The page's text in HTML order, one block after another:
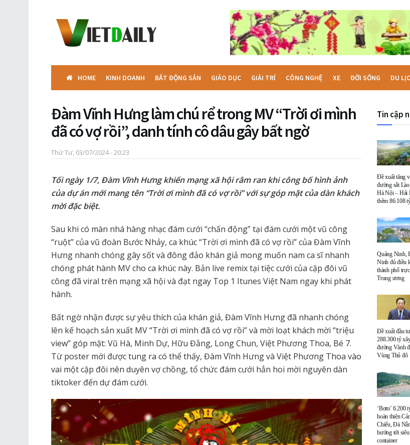
HOME KINH DOANH BẤT ĐỘNG SẢN GIÁO DỤC GIẢI TRÍ CÔNG NGHỆ XE ĐỜI SỐNG DU
Đàm Vĩnh Hưng làm chú rể trong MV “Trời ơi mình
đã có vợ rồi”, danh tính cô dâu gây bất ngờ
Thứ Tư, 03/07/2024 - 20:23
Tối ngày 1/7, Đàm Vĩnh Hưng khiến mạng xã hội râm ran khi công bố hình ảnh
của dự án mới mang tên “Trời ơi mình đã có vợ rồi” với sự góp mặt của dàn khách
mời đặc biệt.
Sau khi có màn nhá hàng nhạc đám cưới “chấn động” tại đám cưới một vũ công
“ruột” của vũ đoàn Bước Nhảy, ca khúc “Trời ơi mình đã có vợ rồi” của Đàm Vĩnh
Hưng nhanh chóng gây sốt và đông đảo khán giả mong muốn nam ca sĩ nhanh
chóng phát hành MV cho ca khúc này. Bản live remix tại tiệc cưới của cặp đôi vũ
công đã viral trên mạng xã hội và đạt ngay Top 1 Itunes Việt Nam ngay khi phát
hành.
Bất ngờ nhận được sự yêu thích của khán giả, Đàm Vĩnh Hưng đã nhanh chóng
lên kế hoạch sản xuất MV “Trời ơi mình đã có vợ rồi” và mời loạt khách mời “triệu
view” góp mặt: Vũ Hà, Minh Dự, Hữu Đằng, Long Chun, Việt Phương Thoa, Bé 7.
Từ poster mới được tung ra có thể thấy, Đàm Vĩnh Hưng và Việt Phương Thoa vào
vai một cặp đôi nên duyên vợ chồng, tổ chức đám cưới hẳn hoi mời nguyên dàn
tiktoker đến dự đám cưới.
Tin cập
Đề xuất tăng
đường sắt
Hà Nội – Hải
thêm 86.108
Quảng Ninh,
Ninh đủ điều
thành phố
Trung ương
Đề xuất đầu
288.300 tỷ
đường Vành
Vùng Thủ đô
‘Bơm’ 6.200
hoàn thiện
Chiểu, Đà
hướng tới siêu
container